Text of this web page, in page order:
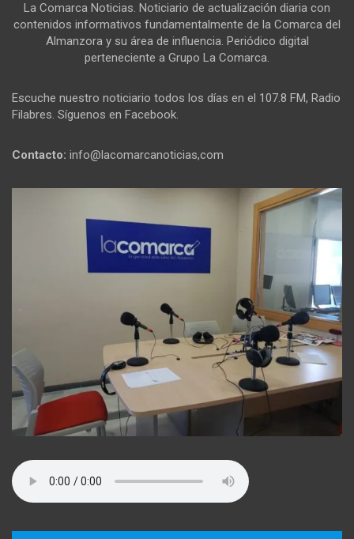
La Comarca Noticias. Noticiario de actualización diaria con
contenidos informativos fundamentalmente de la Comarca del
Almanzora y su área de influencia. Periódico digital
perteneciente a Grupo La Comarca.
Escuche nuestro noticiario todos los días en el 107.8 FM, Radio
Filabres. Síguenos en Facebook.
Contacto: info@lacomarcanoticias,com